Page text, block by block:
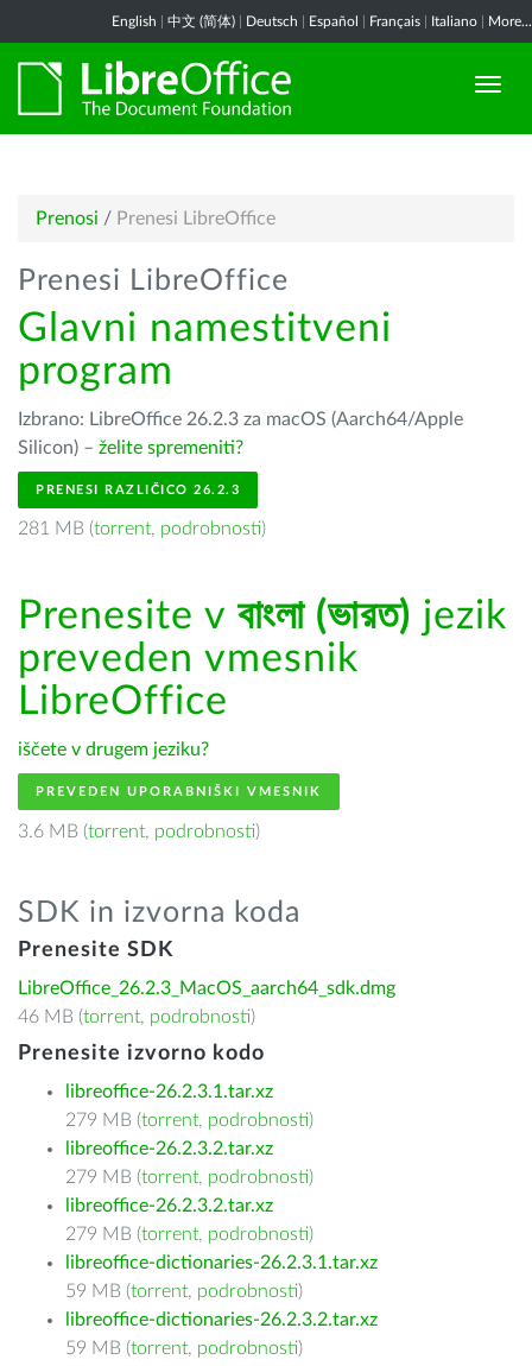
English 中文 (简体) Deutsch Español Français Italiano More...
Prenosi / Prenesi LibreOffice
Prenesi LibreOffice
Glavni namestitveni
program
Izbrano: LibreOffice 26.2.3 za macOS (Aarch64/Apple
Silicon) – želite spremeniti?
PRENESI RAZLIČICO 26.2.3
281 MB (torrent, podrobnosti)
Prenesite v বাংলা (ভারত) jezik
preveden vmesnik
LibreOffice
iščete v drugem jeziku?
PREVEDEN UPORABNIŠKI VMESNIK
3.6 MB (torrent, podrobnosti)
SDK in izvorna koda
Prenesite SDK
LibreOffice_26.2.3_MacOS_aarch64_sdk.dmg
46 MB (torrent, podrobnosti)
Prenesite izvorno kodo
libreoffice-26.2.3.1.tar.xz
279 MB (torrent, podrobnosti)
libreoffice-26.2.3.2.tar.xz
279 MB (torrent, podrobnosti)
libreoffice-26.2.3.2.tar.xz
279 MB (torrent, podrobnosti)
libreoffice-dictionaries-26.2.3.1.tar.xz
59 MB (torrent, podrobnosti)
libreoffice-dictionaries-26.2.3.2.tar.xz
59 MB (torrent, podrobnosti)